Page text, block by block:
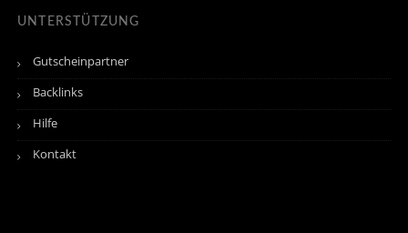
UNTERSTÜTZUNG
Gutscheinpartner
Backlinks
Hilfe
Kontakt